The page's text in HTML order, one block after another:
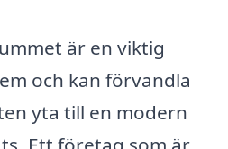
är en viktig
och kan förvandla
yta till en modern